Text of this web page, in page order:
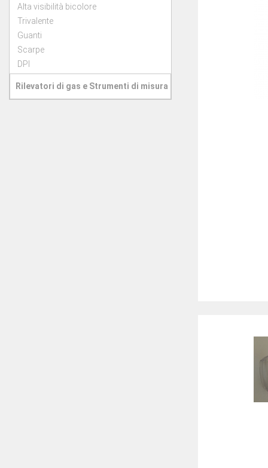
Alta visibilità bicolore
Trivalente
Guanti
Scarpe
DPI
Rilevatori di gas e Strumenti di misura